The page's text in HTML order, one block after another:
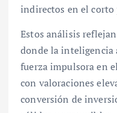
indirectos en el corto
Estos análisis
donde la
fuerza impulsora en
con valoraciones
conversión de